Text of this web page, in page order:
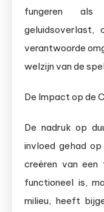
fungeren als
geluidsoverlast,
verantwoorde
welzijn van de
De Impact op de
De nadruk op
invloed gehad
creëren van een
functioneel is,
milieu, heeft